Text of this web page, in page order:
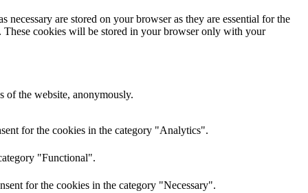
are stored on your browser as they are essential for the
These cookies will be stored in your browser only with your
of the website, anonymously.
for the cookies in the category "Analytics".
"Functional".
for the cookies in the category "Necessary".